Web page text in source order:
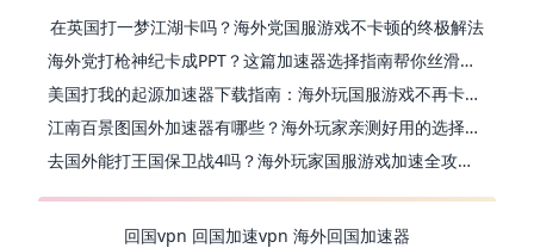
在英国打一梦江湖卡吗？海外党国服游戏不卡顿的终极解法
海外党打枪神纪卡成PPT？这篇加速器选择指南帮你丝滑上分
美国打我的起源加速器下载指南：海外玩国服游戏不再卡的终极方案
江南百景图国外加速器有哪些？海外玩家亲测好用的选择与避坑指南
去国外能打王国保卫战4吗？海外玩家国服游戏加速全攻略（附公主连结幻想江湖实测）
回国vpn 回国加速vpn 海外回国加速器